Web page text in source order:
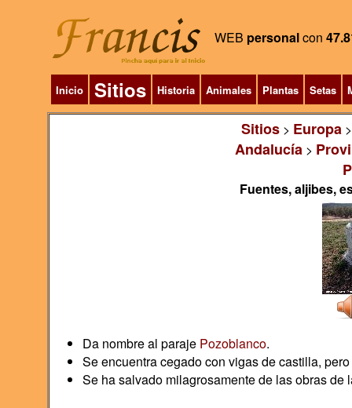
WEB personalcon
Inicio Sitios Historia Animales Plantas Setas
Sitios> Europa
Andalucía>
Fuentes, aljibes,
Da nombre al paraje Pozoblanco.
Se encuentra cegado con vigas de castilla,
Se ha salvado milagrosamente de las obras de